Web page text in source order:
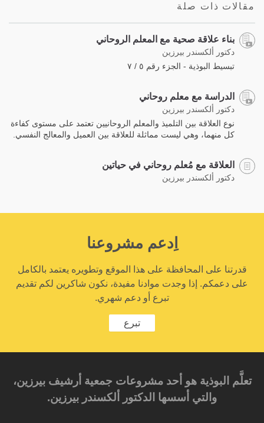
مقالات ذات صلة
بناء علاقة صحية مع المعلم الروحاني
دكتور ألكسندر بيرزين
تبسيط البوذية - الجزء رقم ٥ / ٧
الدراسة مع معلم روحاني
دكتور ألكسندر بيرزين
نوع العلاقة بين التلميذ والمعلم الروحانيين تعتمد على مستوى كفاءة
كل منهما، وهي ليست مماثلة للعلاقة بين العميل والمعالج النفسي.
العلاقة مع مُعلم روحاني في حياتين
دكتور ألكسندر بيرزين
اِدعم مشروعنا
قدرتنا على المحافظة على هذا الموقع وتطويره يعتمد بالكامل
على دعمكم. إذا وجدت موادنا مفيدة، نكون شاكرين لكم تقديم
تبرع أو دعم شهري.
تبرع
تعلَّم البوذية هو أحد مشروعات جمعية أرشيف بيرزين،
والتي أسسها الدكتور ألكسندر بيرزين.‎‎